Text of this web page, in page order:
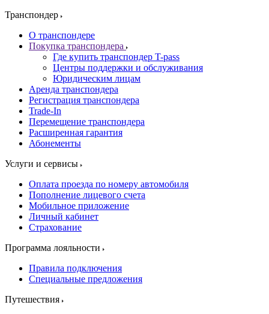
Транспондер
О транспондере
Покупка транспондера
Где купить транспондер T-pass
Центры поддержки и обслуживания
Юридическим лицам
Аренда транспондера
Регистрация транспондера
Trade-In
Перемещение транспондера
Расширенная гарантия
Абонементы
Услуги и сервисы
Оплата проезда по номеру автомобиля
Пополнение лицевого счета
Мобильное приложение
Личный кабинет
Страхование
Программа лояльности
Правила подключения
Специальные предложения
Путешествия